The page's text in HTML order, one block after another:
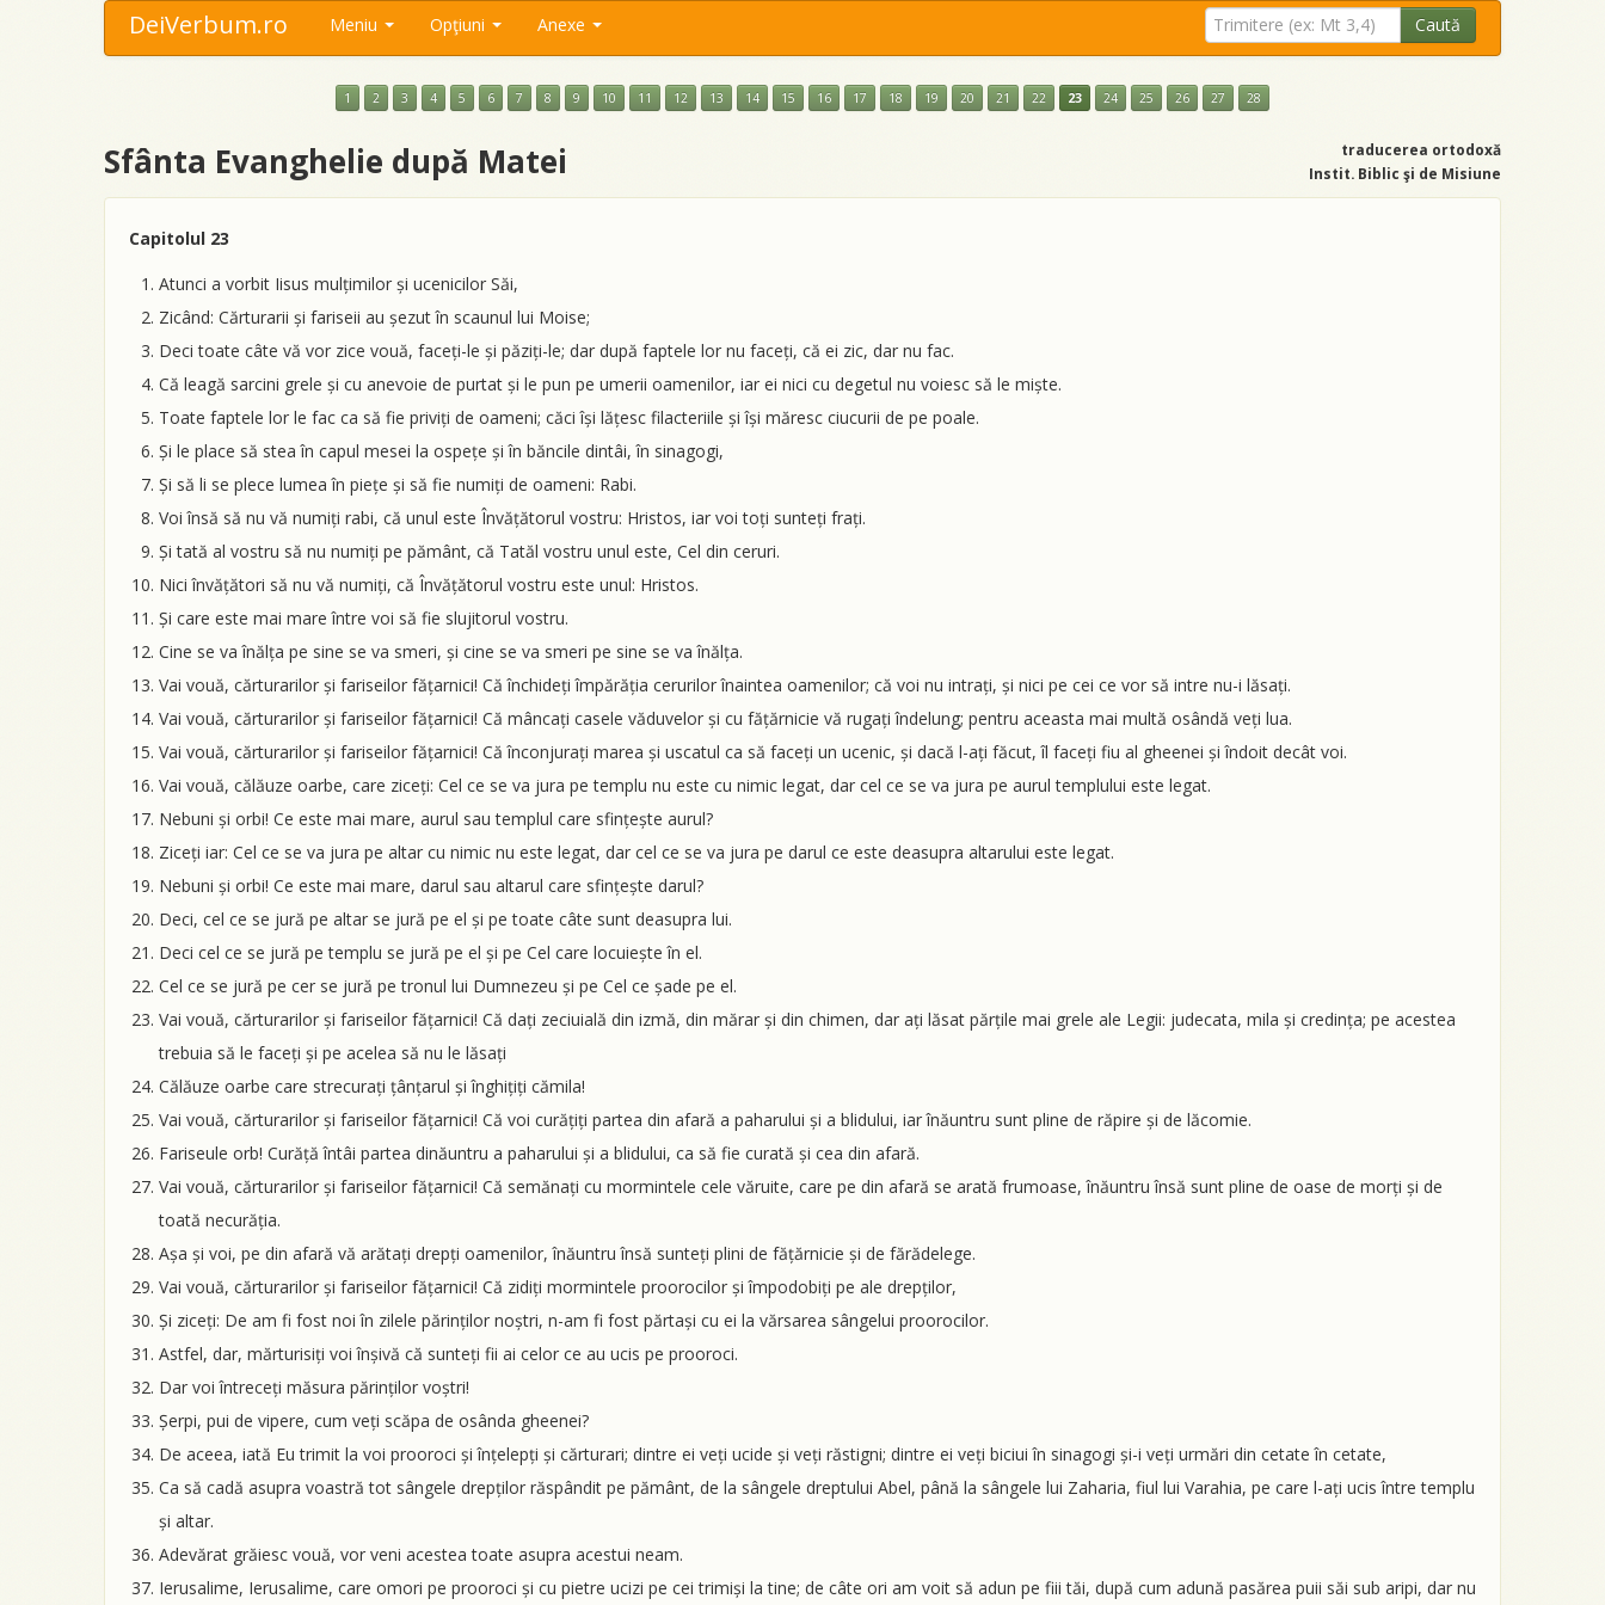
DeiVerbum.ro Meniu Opţiuni Anexe Caută
1 2 3 4 5 6 7 8 9 10 11 12 13 14 15 16 17 18 19 20 21 22 23 24 25 26 27 28
Sfânta Evanghelie după Matei
traducerea ortodoxă
Instit. Biblic şi de Misiune
Capitolul 23
Atunci a vorbit Iisus mulțimilor și ucenicilor Săi,
Zicând: Cărturarii și fariseii au șezut în scaunul lui Moise;
Deci toate câte vă vor zice vouă, faceți-le și păziți-le; dar după faptele lor nu faceți, că ei zic, dar nu fac.
Că leagă sarcini grele și cu anevoie de purtat și le pun pe umerii oamenilor, iar ei nici cu degetul nu voiesc să le miște.
Toate faptele lor le fac ca să fie priviți de oameni; căci își lățesc filacteriile și își măresc ciucurii de pe poale.
Și le place să stea în capul mesei la ospețe și în băncile dintâi, în sinagogi,
Și să li se plece lumea în piețe și să fie numiți de oameni: Rabi.
Voi însă să nu vă numiți rabi, că unul este Învățătorul vostru: Hristos, iar voi toți sunteți frați.
Și tată al vostru să nu numiți pe pământ, că Tatăl vostru unul este, Cel din ceruri.
Nici învățători să nu vă numiți, că Învățătorul vostru este unul: Hristos.
Și care este mai mare între voi să fie slujitorul vostru.
Cine se va înălța pe sine se va smeri, și cine se va smeri pe sine se va înălța.
Vai vouă, cărturarilor și fariseilor fățarnici! Că închideți împărăția cerurilor înaintea oamenilor; că voi nu intrați, și nici pe cei ce vor să intre nu-i lăsați.
Vai vouă, cărturarilor și fariseilor fățarnici! Că mâncați casele văduvelor și cu fățărnicie vă rugați îndelung; pentru aceasta mai multă osândă veți lua.
Vai vouă, cărturarilor și fariseilor fățarnici! Că înconjurați marea și uscatul ca să faceți un ucenic, și dacă l-ați făcut, îl faceți fiu al gheenei și îndoit decât voi.
Vai vouă, călăuze oarbe, care ziceți: Cel ce se va jura pe templu nu este cu nimic legat, dar cel ce se va jura pe aurul templului este legat.
Nebuni și orbi! Ce este mai mare, aurul sau templul care sfințește aurul?
Ziceți iar: Cel ce se va jura pe altar cu nimic nu este legat, dar cel ce se va jura pe darul ce este deasupra altarului este legat.
Nebuni și orbi! Ce este mai mare, darul sau altarul care sfințește darul?
Deci, cel ce se jură pe altar se jură pe el și pe toate câte sunt deasupra lui.
Deci cel ce se jură pe templu se jură pe el și pe Cel care locuiește în el.
Cel ce se jură pe cer se jură pe tronul lui Dumnezeu și pe Cel ce șade pe el.
Vai vouă, cărturarilor și fariseilor fățarnici! Că dați zeciuială din izmă, din mărar și din chimen, dar ați lăsat părțile mai grele ale Legii: judecata, mila și credința; pe acestea
trebuia să le faceți și pe acelea să nu le lăsați
Călăuze oarbe care strecurați țânțarul și înghițiți cămila!
Vai vouă, cărturarilor și fariseilor fățarnici! Că voi curățiți partea din afară a paharului și a blidului, iar înăuntru sunt pline de răpire și de lăcomie.
Fariseule orb! Curăță întâi partea dinăuntru a paharului și a blidului, ca să fie curată și cea din afară.
Vai vouă, cărturarilor și fariseilor fățarnici! Că semănați cu mormintele cele văruite, care pe din afară se arată frumoase, înăuntru însă sunt pline de oase de morți și de
toată necurăția.
Așa și voi, pe din afară vă arătați drepți oamenilor, înăuntru însă sunteți plini de fățărnicie și de fărădelege.
Vai vouă, cărturarilor și fariseilor fățarnici! Că zidiți mormintele proorocilor și împodobiți pe ale drepților,
Și ziceți: De am fi fost noi în zilele părinților noștri, n-am fi fost părtași cu ei la vărsarea sângelui proorocilor.
Astfel, dar, mărturisiți voi înșivă că sunteți fii ai celor ce au ucis pe prooroci.
Dar voi întreceți măsura părinților voștri!
Șerpi, pui de vipere, cum veți scăpa de osânda gheenei?
De aceea, iată Eu trimit la voi prooroci și înțelepți și cărturari; dintre ei veți ucide și veți răstigni; dintre ei veți biciui în sinagogi și-i veți urmări din cetate în cetate,
Ca să cadă asupra voastră tot sângele drepților răspândit pe pământ, de la sângele dreptului Abel, până la sângele lui Zaharia, fiul lui Varahia, pe care l-ați ucis între templu
și altar.
Adevărat grăiesc vouă, vor veni acestea toate asupra acestui neam.
Ierusalime, Ierusalime, care omori pe prooroci și cu pietre ucizi pe cei trimiși la tine; de câte ori am voit să adun pe fiii tăi, după cum adună pasărea puii săi sub aripi, dar nu